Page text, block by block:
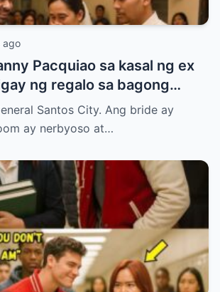
ago
Pacquiao sa kasal ng ex
ng regalo sa bagong
Santos City. Ang bride ay
ay nerbyoso at…